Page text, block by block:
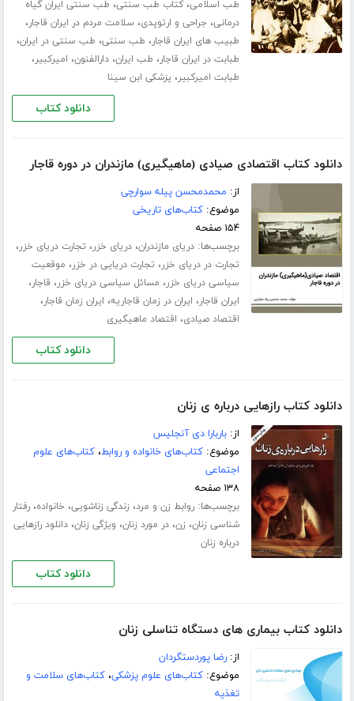
طب اسلامی،کتاب طب سنتی، طب سنتی ایران گیاه
درمانی، جراحی و ارتوپدی، سلامت مردم در ایران قاجار،
طبیب های ایران قاجار، طب سنتی، طب سنتی در ایران،
طبابت در ایران قاجار، طب ایران،دارالفنون، امیرکبیر،
طبابت امیرکبیر، پزشکی ابن سینا
دانلود کتاب
دانلود کتاب اقتصادی صیادی (ماهیگیری) مازندران در دوره قاجار
از: محمدمحسن پیله سوارچی
موضوع:کتاب‌های تاریخی
۱۵۴ صفحه
برچسب‌ها:دریای مازندران،دریای خزر، تجارت دریای خزر،
تجارت در دریای خزر، تجارت دریایی در خزر، موقعیت
سیاسی دریای خزر، مسائل سیاسی دریای خزر، قاجار،
ایران قاجار، ایران در زمان قاجاریه، ایران زمان قاجار،
اقتصاد صیادی، اقتصاد ماهیگیری
دانلود کتاب
دانلود کتاب رازهایی درباره ی زنان
از:باربارا دی آنجلیس
موضوع:کتاب‌های خانواده و روابط،کتاب‌های علوم
اجتماعی
۱۳۸ صفحه
برچسب‌ها:روابط زن و مرد، زندگی زناشویی، خانواده،رفتار
شناسی زنان، زن،در مورد زنان، ویژگی زنان،دانلود رازهایی
درباره زنان
دانلود کتاب
دانلود کتاب بیماری های دستگاه تناسلی زنان
از:رضا پوردستگردان
موضوع:کتاب‌های علوم پزشکی،کتاب‌های سلامت و
تغذیه